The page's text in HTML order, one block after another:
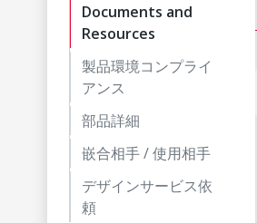
Documents and
Resources
製品環境コンプライ
アンス
部品詳細
嵌合相手 / 使用相手
デザインサービス依
頼